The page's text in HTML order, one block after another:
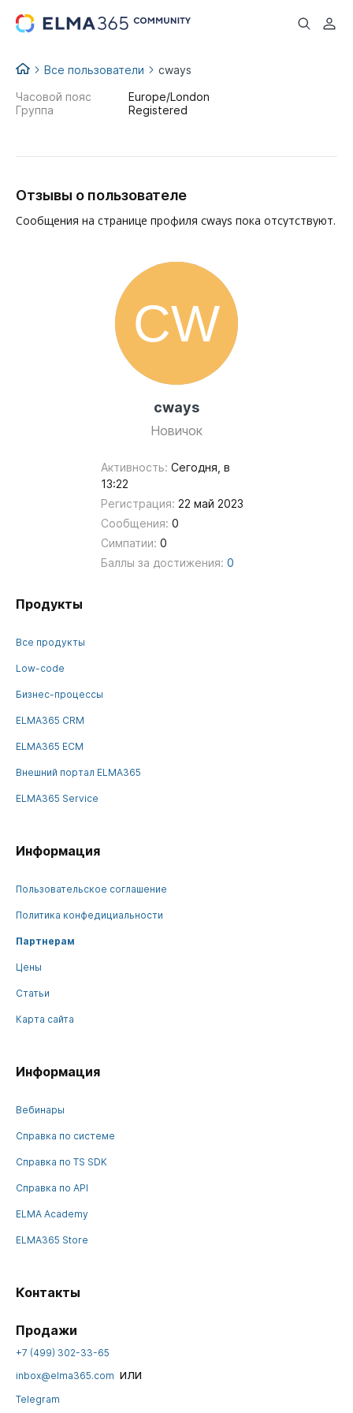
...
Все пользователи cways
cways
Новичок
Активность: Сегодня, в
13:22
Регистрация: 22 май 2023
Сообщения: 0
Симпатии: 0
Баллы за достижения: 0
Часовой пояс
Europe/London
Группа
Registered
Отзывы о пользователе
Сообщения на странице профиля cways пока отсутствуют.
Продукты
Все продукты
Low-code
Бизнес-процессы
ELMA365 CRM
ELMA365 ECM
Внешний портал ELMA365
ELMA365 Service
Информация
Пользовательское соглашение
Политика конфедициальности
Партнерам
Цены
Статьи
Карта сайта
Информация
Вебинары
Справка по системе
Справка по TS SDK
Справка по API
ELMA Academy
ELMA365 Store
Контакты
Продажи
+7 (499) 302-33-65
inbox@elma365.com или
Telegram